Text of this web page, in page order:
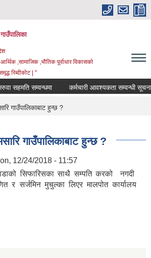
,सामाजिक ,भौतिक पूर्वाधार विकासको
रिब्दीकोट | "
सहमति सम्वन्धमा कर्मचारी आवश्यकता सम्वन्धी सूचना
गाउँपालिकाबाट हुन्छ ?
गाउँपालिकाबाट हुन्छ ?
12/24/2018 - 11:57
वडाको सिफारिसका साथै सम्पति करको नगदी
र सर्जमिन मुचुल्का लिएर मालपोत कार्यालय